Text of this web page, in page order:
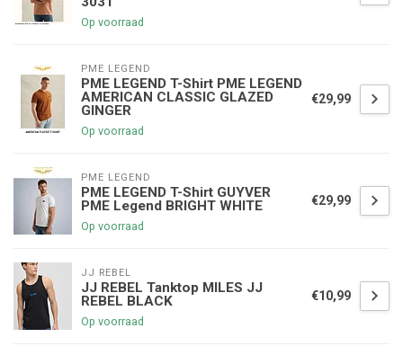
Op voorraad
PME LEGEND
PME LEGEND T-Shirt PME LEGEND
AMERICAN CLASSIC GLAZED
GINGER
Op voorraad
€29,99
PME LEGEND
PME LEGEND T-Shirt GUYVER
PME Legend BRIGHT WHITE
Op voorraad
€29,99
JJ REBEL
JJ REBEL Tanktop MILES JJ
REBEL BLACK
Op voorraad
€10,99